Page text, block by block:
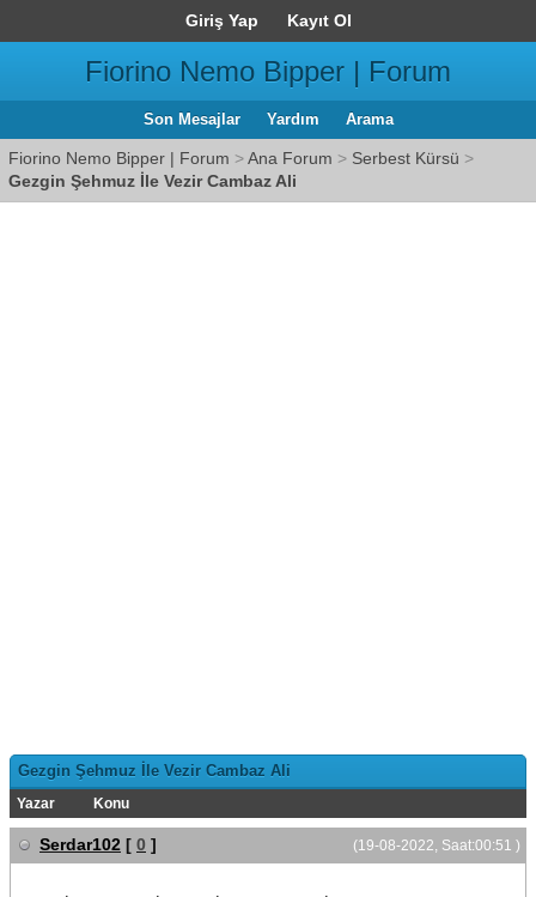
Giriş Yap Kayıt Ol
Fiorino Nemo Bipper | Forum
Son Mesajlar Yardım Arama
Fiorino Nemo Bipper | Forum >Ana Forum > Serbest Kürsü >
Gezgin Şehmuz İle Vezir Cambaz Ali
Gezgin Şehmuz İle Vezir Cambaz Ali
Yazar Konu
(19-08-2022, Saat:00:51 )
Serdar102 [ 0 ]